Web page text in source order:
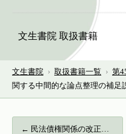
文生書院 取扱書籍
文生書院 › 取扱書籍一覧 › 第
関する中間的な論点整理の補足
← 民法債権関係の改正に関する中間試案の補足…